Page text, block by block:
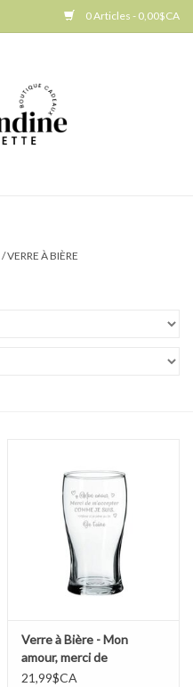
0 Articles - 0,00$CA
/VERRE À BIÈRE
Verre à Bière - Mon
amour, merci de
m’accepter
21,99$CA